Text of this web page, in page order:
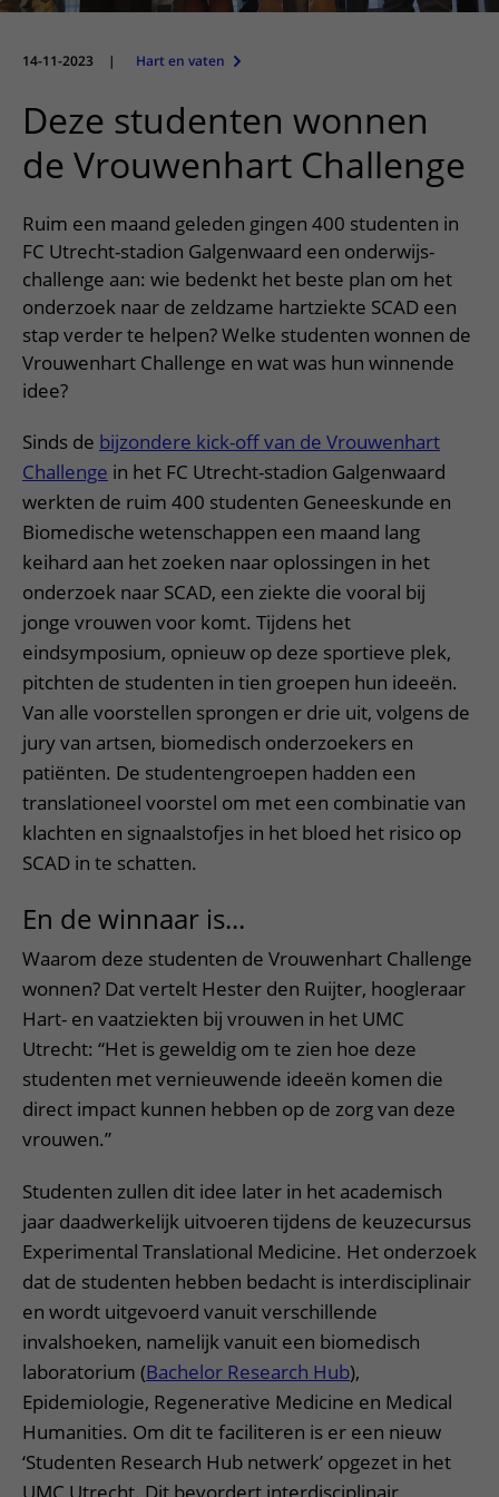
Onderzoeken en diagnostiek
Bloedprikken
Wachttijden
Wijzigen patiëntgegevens
Mijn UMC Utrecht patiëntportaal
Faciliteiten en voorzieningen
Bezoekregels
Parkeren
Wegwijs in het ziekenhuis
Contact met verpleegafdeling
Het Wilhelmina Kinderziekenhuis
Diagnostiek aanvragen
Zorgverlenersportaal
Onderwijs
Werken bij het UMC Utrecht
14-11-2023 | Hart en vaten
Deze studenten wonnen
de Vrouwenhart Challenge
Ruim een maand geleden gingen 400 studenten in
FC Utrecht-stadion Galgenwaard een onderwijs-
challenge aan: wie bedenkt het beste plan om het
onderzoek naar de zeldzame hartziekte SCAD een
stap verder te helpen? Welke studenten wonnen de
Vrouwenhart Challenge en wat was hun winnende
idee?
Sinds de bijzondere kick-off van de Vrouwenhart
Challenge in het FC Utrecht-stadion Galgenwaard
werkten de ruim 400 studenten Geneeskunde en
Biomedische wetenschappen een maand lang
keihard aan het zoeken naar oplossingen in het
onderzoek naar SCAD, een ziekte die vooral bij
jonge vrouwen voor komt. Tijdens het
eindsymposium, opnieuw op deze sportieve plek,
pitchten de studenten in tien groepen hun ideeën.
Van alle voorstellen sprongen er drie uit, volgens de
jury van artsen, biomedisch onderzoekers en
patiënten. De studentengroepen hadden een
translationeel voorstel om met een combinatie van
klachten en signaalstofjes in het bloed het risico op
SCAD in te schatten.
En de winnaar is...
Waarom deze studenten de Vrouwenhart Challenge
wonnen? Dat vertelt Hester den Ruijter, hoogleraar
Hart- en vaatziekten bij vrouwen in het UMC
Utrecht: “Het is geweldig om te zien hoe deze
studenten met vernieuwende ideeën komen die
direct impact kunnen hebben op de zorg van deze
vrouwen.”
Studenten zullen dit idee later in het academisch
jaar daadwerkelijk uitvoeren tijdens de keuzecursus
Experimental Translational Medicine. Het onderzoek
dat de studenten hebben bedacht is interdisciplinair
en wordt uitgevoerd vanuit verschillende
invalshoeken, namelijk vanuit een biomedisch
laboratorium (Bachelor Research Hub),
Epidemiologie, Regenerative Medicine en Medical
Humanities. Om dit te faciliteren is er een nieuw
‘Studenten Research Hub netwerk’ opgezet in het